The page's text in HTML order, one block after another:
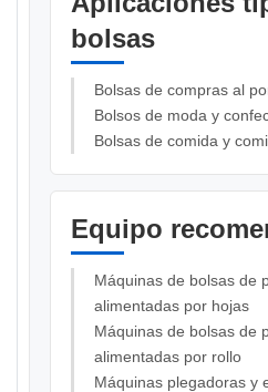
bolsas
Bolsas de compras al
Bolsos de moda y
Bolsas de comida y
Equipo
Máquinas de bolsas de
alimentadas por hojas
Máquinas de bolsas de
alimentadas por rollo
Máquinas plegadoras y